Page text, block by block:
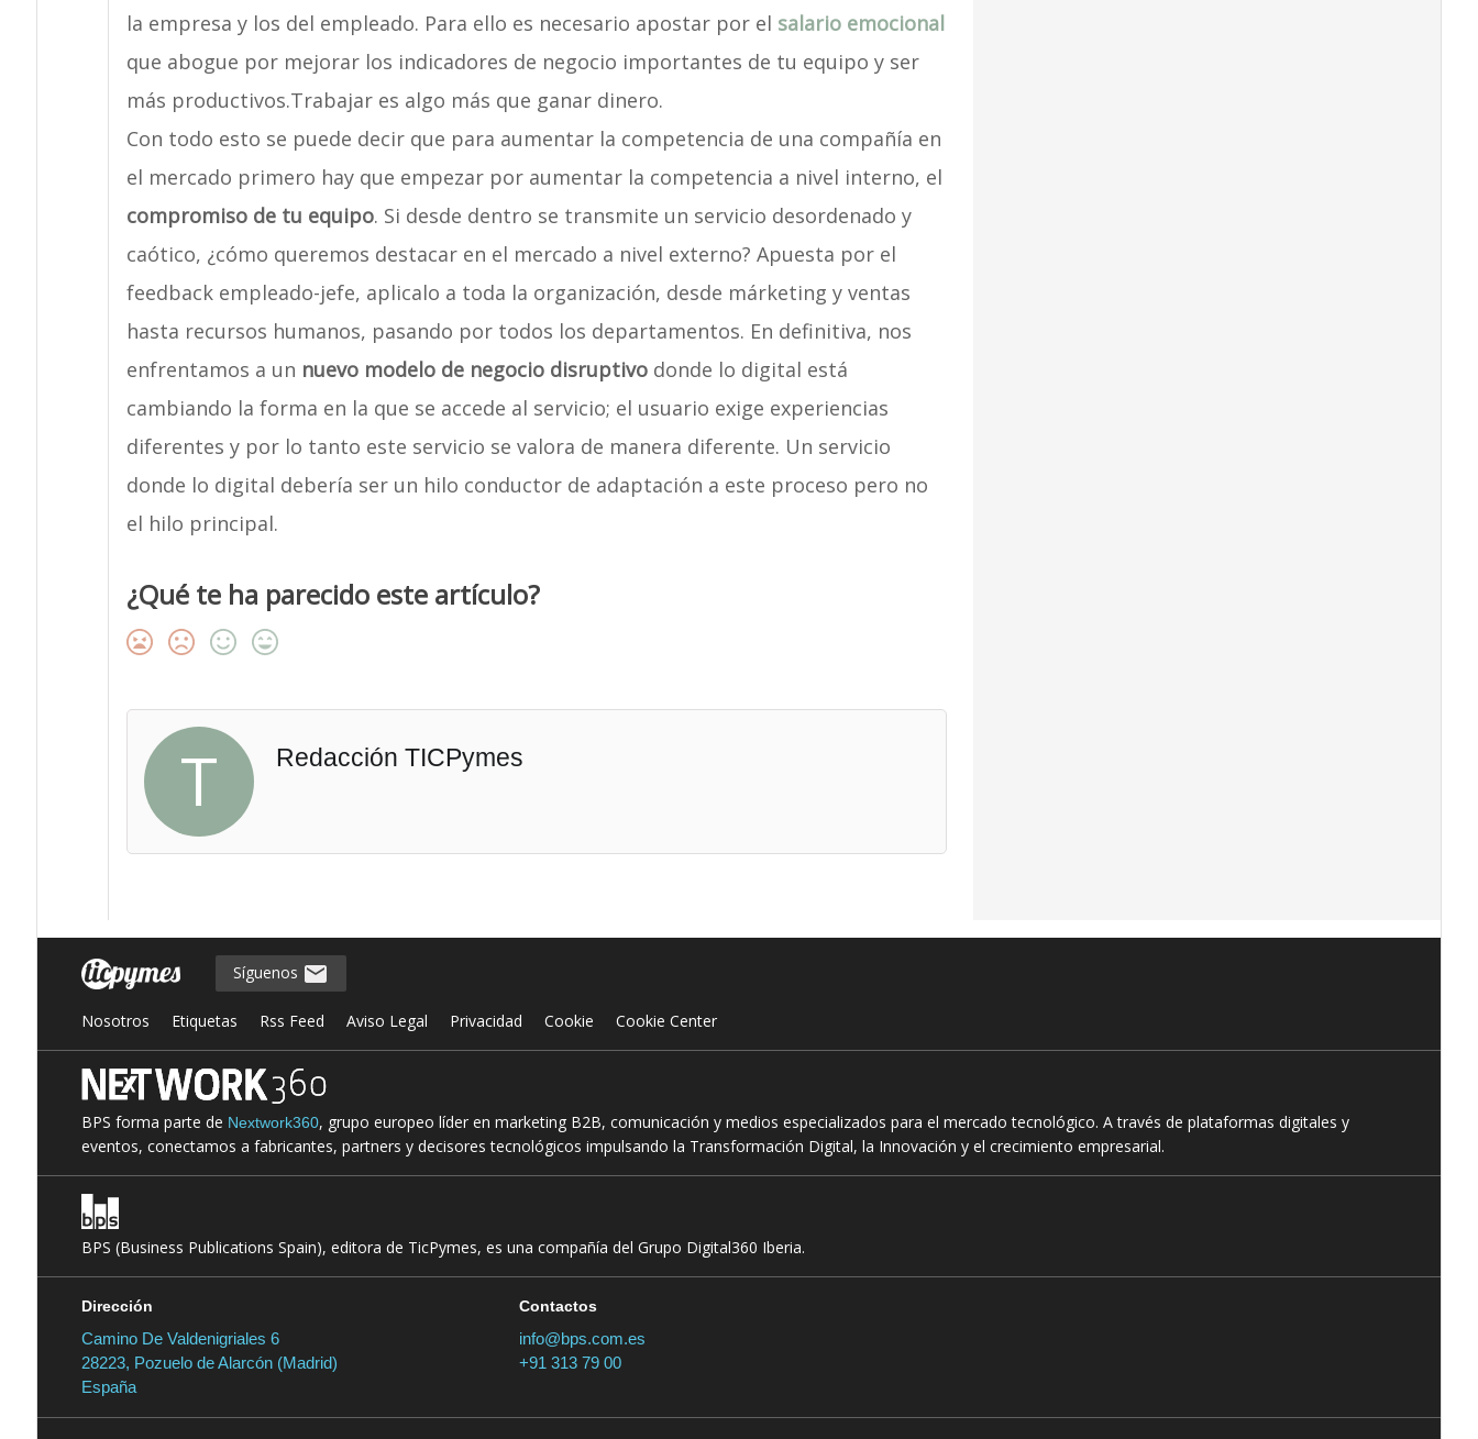
la empresa y los del empleado. Para ello es necesario apostar por el salario emocional
que abogue por mejorar los indicadores de negocio importantes de tu equipo y ser
más productivos.Trabajar es algo más que ganar dinero.
Con todo esto se puede decir que para aumentar la competencia de una compañía en
el mercado primero hay que empezar por aumentar la competencia a nivel interno, el
compromiso de tu equipo. Si desde dentro se transmite un servicio desordenado y
caótico, ¿cómo queremos destacar en el mercado a nivel externo? Apuesta por el
feedback empleado-jefe, aplicalo a toda la organización, desde márketing y ventas
hasta recursos humanos, pasando por todos los departamentos. En definitiva, nos
enfrentamos a un nuevo modelo de negocio disruptivo donde lo digital está
cambiando la forma en la que se accede al servicio; el usuario exige experiencias
diferentes y por lo tanto este servicio se valora de manera diferente. Un servicio
donde lo digital debería ser un hilo conductor de adaptación a este proceso pero no
el hilo principal.
¿Qué te ha parecido este artículo?
T Redacción TICPymes
Síguenos
Nosotros Etiquetas Rss Feed Aviso Legal Privacidad Cookie Cookie Center
BPS forma parte de Nextwork360, grupo europeo líder en marketing B2B, comunicación y medios especializados para el mercado tecnológico. A través de plataformas digitales y
eventos, conectamos a fabricantes, partners y decisores tecnológicos impulsando la Transformación Digital, la Innovación y el crecimiento empresarial.
BPS (Business Publications Spain), editora de TicPymes, es una compañía del Grupo Digital360 Iberia.
Dirección
Camino De Valdenigriales 6
28223, Pozuelo de Alarcón (Madrid)
España
Contactos
info@bps.com.es
+91 313 79 00